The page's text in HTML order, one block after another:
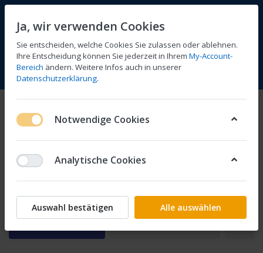
Menü Anmelden Vergleichen Wunschliste
CB1
Ja, wir verwenden Cookies
Sie entscheiden, welche Cookies Sie zulassen oder ablehnen.
Ihre Entscheidung können Sie jederzeit in Ihrem My-Account-
Bereich ändern. Weitere Infos auch in unserer
Datenschutzerklärung.
Notwendige Cookies
Analytische Cookies
Auswahl bestätigen Alle auswählen